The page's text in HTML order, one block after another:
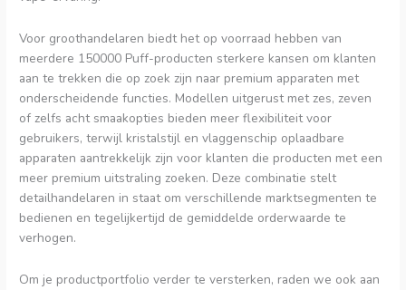
Voor groothandelaren biedt het op voorraad hebben van
meerdere 150000 Puff-producten sterkere kansen om klanten
aan te trekken die op zoek zijn naar premium apparaten met
onderscheidende functies. Modellen uitgerust met zes, zeven
of zelfs acht smaakopties bieden meer flexibiliteit voor
gebruikers, terwijl kristalstijl en vlaggenschip oplaadbare
apparaten aantrekkelijk zijn voor klanten die producten met een
meer premium uitstraling zoeken. Deze combinatie stelt
detailhandelaren in staat om verschillende marktsegmenten te
bedienen en tegelijkertijd de gemiddelde orderwaarde te
verhogen.
Om je productportfolio verder te versterken, raden we ook aan